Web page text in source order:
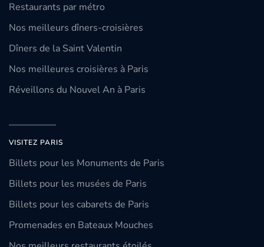
Restaurants par métro
Nos meilleurs dîners-croisières
Dîners de la Saint Valentin
Nos meilleures croisières à Paris
Réveillons du Nouvel An à Paris
VISITEZ PARIS
Billets pour les Monuments de Paris
Billets pour les musées de Paris
Billets pour les cabarets de Paris
Promenades en Bateaux Mouches